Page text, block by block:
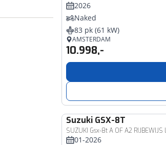
2026
Naked
83 pk (61 kW)
AMSTERDAM
10.998,-
Suzuki GSX-8T
SUZUKI Gsx-8t A OF A2 RIJBEWIJS
01-2026